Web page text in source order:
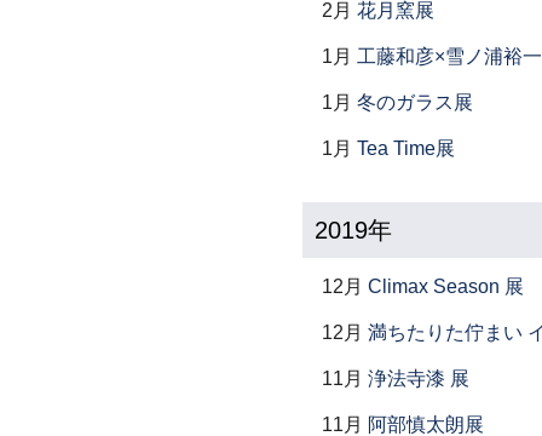
2月 花月窯展
1月 工藤和彦×雪ノ浦裕
1月 冬のガラス展
1月 Tea Time展
2019年
12月 Climax Season 展
12月 満ちたりた佇まい
11月 浄法寺漆 展
11月 阿部慎太朗展